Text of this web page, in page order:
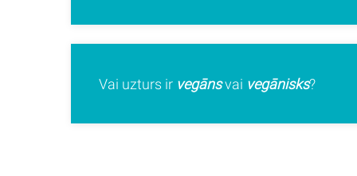
Vai uzturs ir vegānsvai vegānisks?